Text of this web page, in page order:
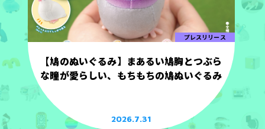
プレスリリース
【鳩のぬいぐるみ】まあるい鳩胸とつぶら
な瞳が愛らしい、もちもちの鳩ぬいぐるみ
2026.7.31